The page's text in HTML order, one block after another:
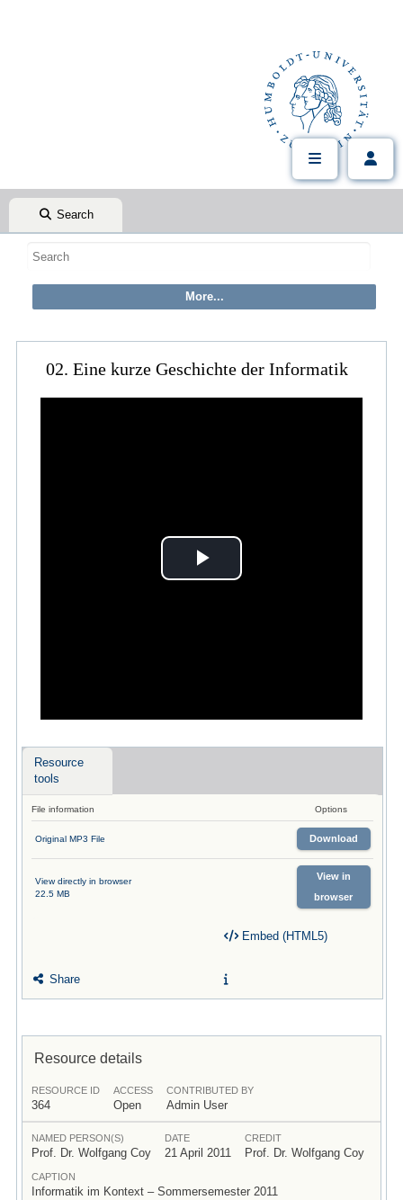
Search
02. Eine kurze Geschichte der Informatik
Play
Resource
tools
File information Options
Original MP3 File Download
View directly in browser
22.5 MB
View in
browser
Share
Embed (HTML5)
Resource details
RESOURCE ID
364
ACCESS
Open
CONTRIBUTED BY
Admin User
NAMED PERSON(S)
Prof. Dr. Wolfgang Coy
DATE
21 April 2011
CREDIT
Prof. Dr. Wolfgang Coy
CAPTION
Informatik im Kontext – Sommersemester 2011